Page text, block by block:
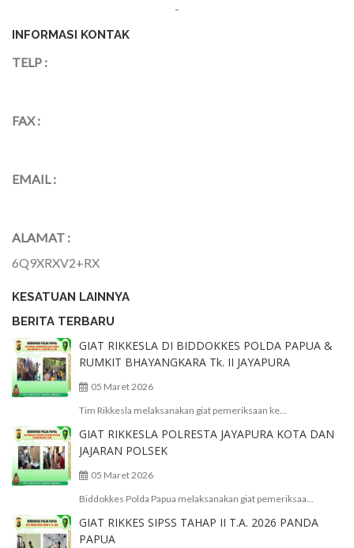
-
INFORMASI KONTAK
TELP :
FAX :
EMAIL :
ALAMAT :
6Q9XRXV2+RX
KESATUAN LAINNYA
BERITA TERBARU
GIAT RIKKESLA DI BIDDOKKES POLDA PAPUA &
RUMKIT BHAYANGKARA Tk. II JAYAPURA
05 Maret 2026
Tim Rikkesla melaksanakan giat pemeriksaan ke...
GIAT RIKKESLA POLRESTA JAYAPURA KOTA DAN
JAJARAN POLSEK
05 Maret 2026
Biddokkes Polda Papua melaksanakan giat pemeriksaa...
GIAT RIKKES SIPSS TAHAP II T.A. 2026 PANDA
PAPUA